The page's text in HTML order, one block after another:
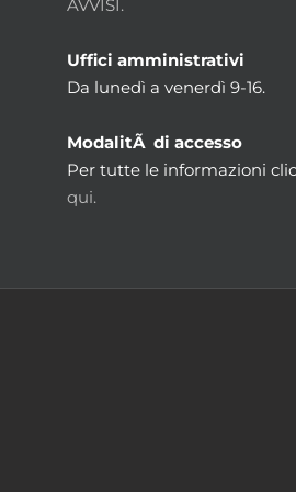
AVVISI.
Uffici amministrativi
Da lunedì a venerdì 9-16.
ModalitÃ di accesso
Per tutte le informazioni
qui.